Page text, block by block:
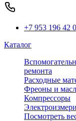
+7 953 196 42
Каталог
ремонта
Расходные
Фреоны и
Компрессоры
Посмотреть